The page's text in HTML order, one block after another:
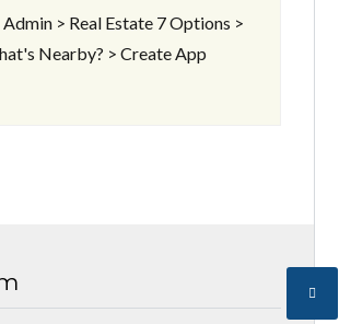
> Real Estate 7 Options >
Nearby? > Create App